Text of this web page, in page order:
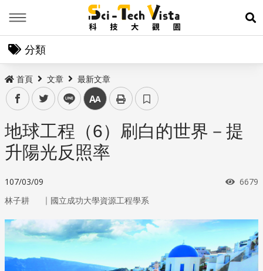
展
分類
首頁 文章 最新文章
facebooktwitter line 中
地球工程（6）刷白的世界－提
升陽光反照率
107/03/09 瀏覽
6679
林子耕 ｜ 國立成功大學資源工程學系